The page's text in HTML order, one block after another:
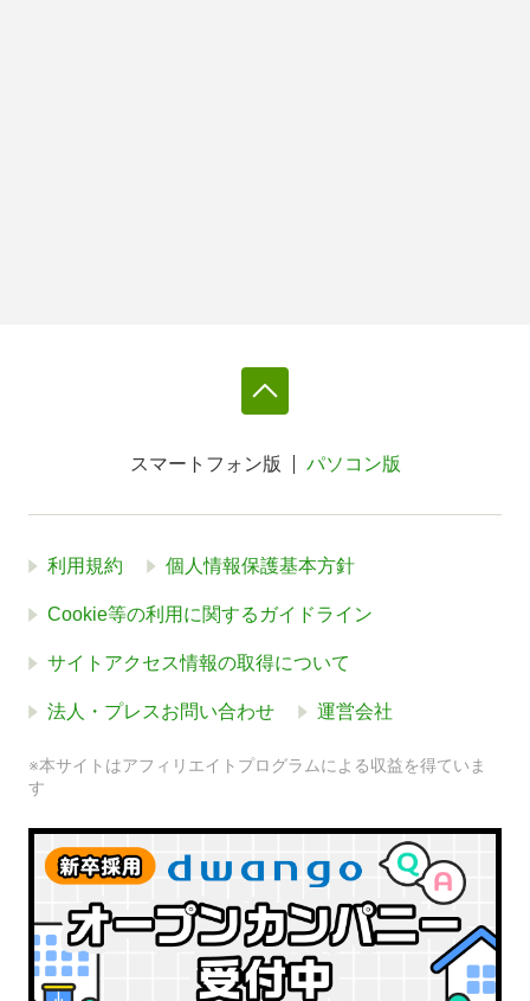
スマートフォン版 パソコン版
利用規約 個人情報保護基本方針
Cookie等の利用に関するガイドライン
サイトアクセス情報の取得について
法人・プレスお問い合わせ 運営会社
※本サイトはアフィリエイトプログラムによる収益を得ていま
す